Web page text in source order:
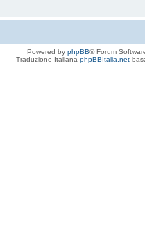
Powered by phpBB® Forum
Traduzione Italiana phpBBItalia.net